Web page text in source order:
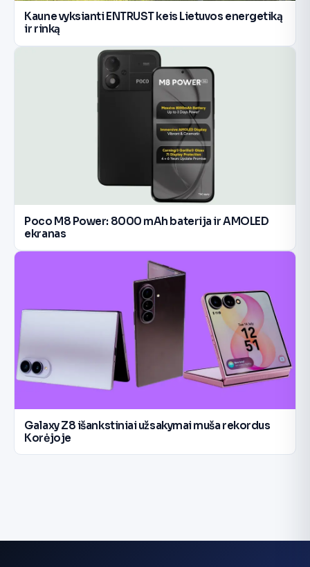
Kaune vyksianti ENTRUST keis Lietuvos energetiką
ir rinką
Poco M8 Power: 8000 mAh baterija ir AMOLED
ekranas
Galaxy Z8 išankstiniai užsakymai muša rekordus
Korėjoje